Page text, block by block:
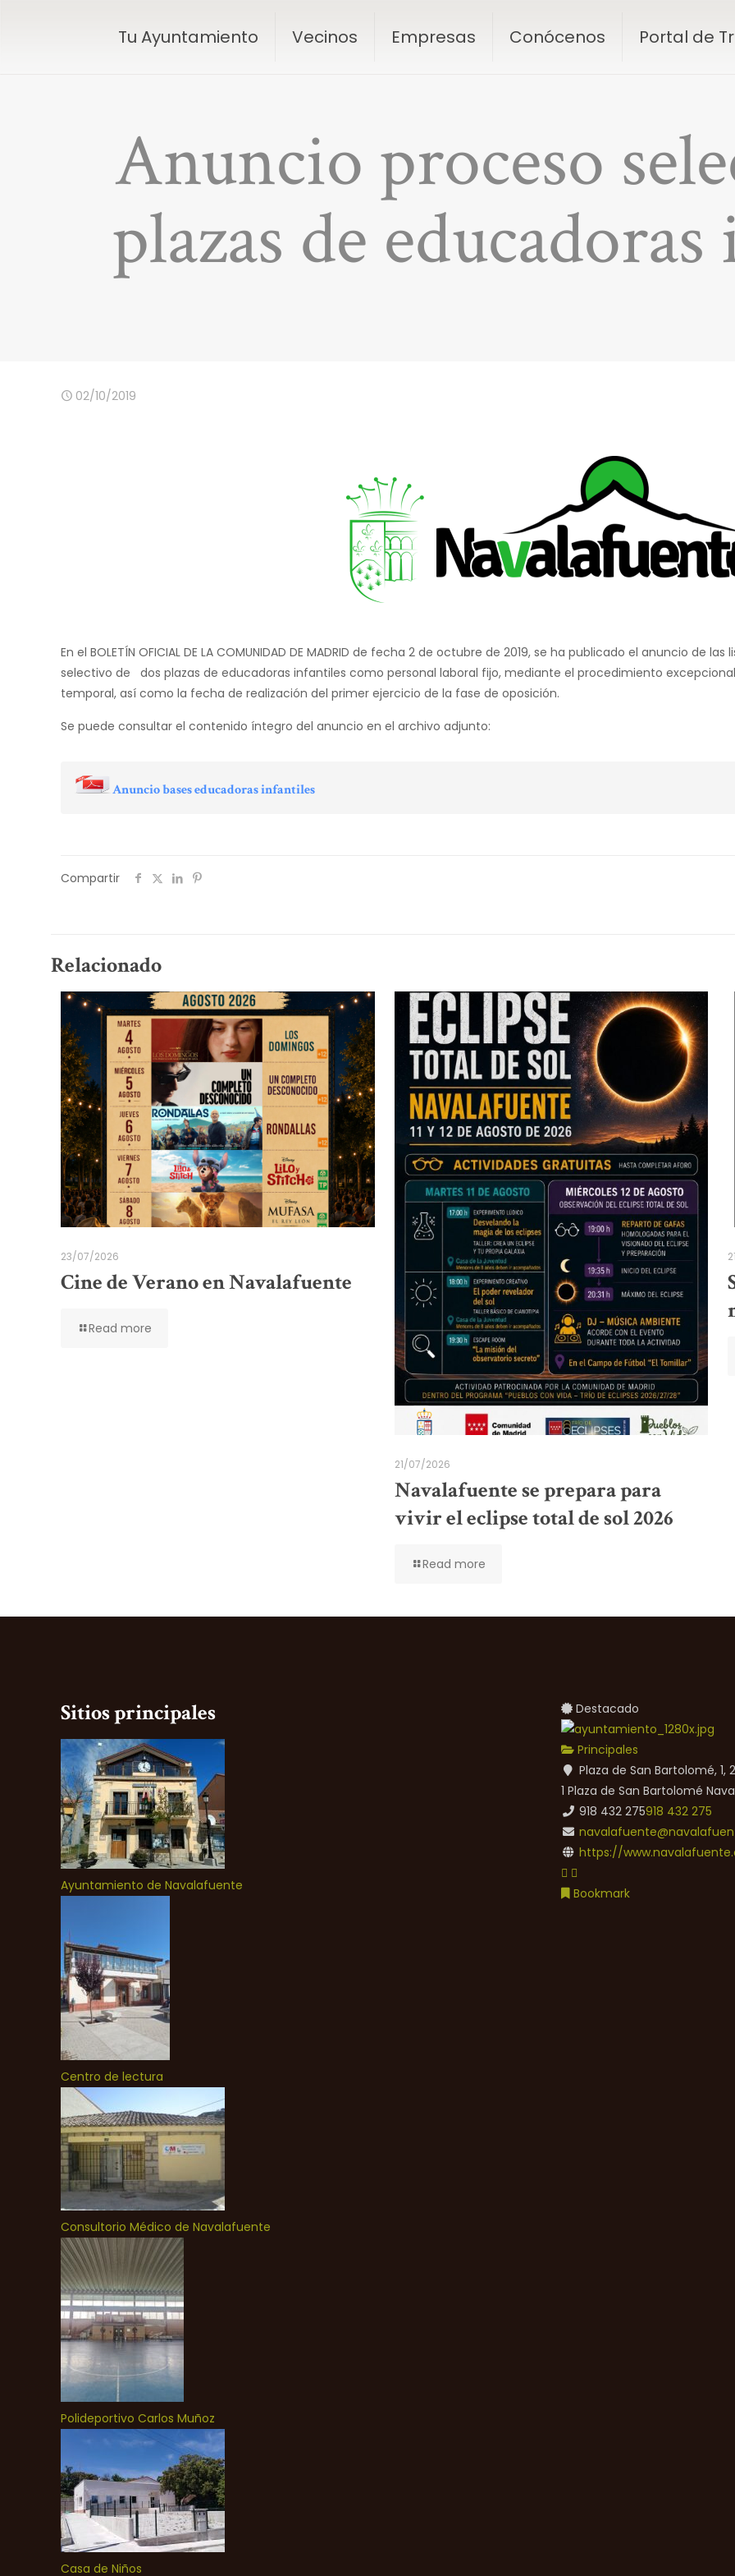
Tu Ayuntamiento Vecinos Empresas Conócenos Portal de
Anuncio proceso
plazas de
02/10/2019
En el BOLETÍN OFICIAL DE LA COMUNIDAD DE MADRID de fecha 2 de octubre de 2019, se ha publicado el anuncio de
selectivo de dos plazas de educadoras infantiles como personal laboral fijo, mediante el procedimiento
temporal, así como la fecha de realización del primer ejercicio de la fase de oposición.
Se puede consultar el contenido íntegro del anuncio en el archivo adjunto:
Anuncio bases educadoras infantiles
Compartir
Relacionado
23/07/2026
Cine de Verano en Navalafuente
Read more
21/07/2026
Navalafuente se prepara para
vivir el eclipse total de sol 2026
Read more
Sitios principales
Ayuntamiento de Navalafuente
Centro de lectura
Consultorio Médico de Navalafuente
Polideportivo Carlos Muñoz
Casa de Niños
Destacado
Principales
Plaza de San Bartolomé,
1 Plaza de San Bartolomé
918 432 275918 432 275
https://
Bookmark